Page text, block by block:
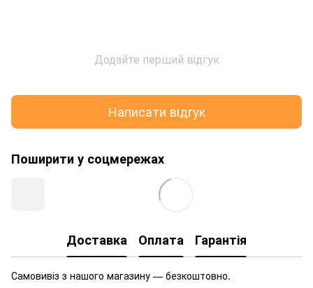
Додайте перший відгук
Написати відгук
Поширити у соцмережах
Доставка Оплата Гарантія
Самовивіз з нашого магазину — безкоштовно.